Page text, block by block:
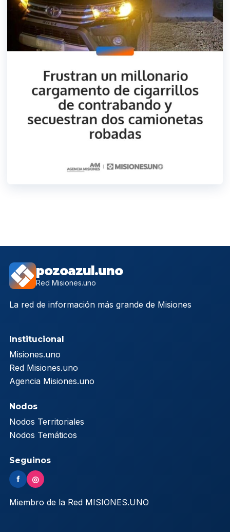
pozoazul.uno
Red Misiones.uno
La red de información más grande de Misiones
Institucional
Misiones.uno
Red Misiones.uno
Agencia Misiones.uno
Nodos
Nodos Territoriales
Nodos Temáticos
Seguinos
f ◎
Miembro de la Red MISIONES.UNO